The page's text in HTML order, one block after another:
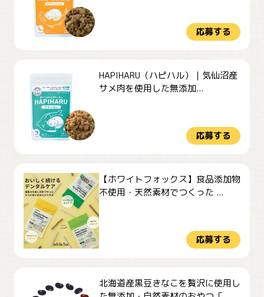
応募する
HAPIHARU（ハピハル）｜気仙沼産
サメ肉を使用した無添加...
応募する
【ホワイトフォックス】食品添加物
不使用・天然素材でつくった ...
応募する
北海道産黒豆きなこを贅沢に使用し